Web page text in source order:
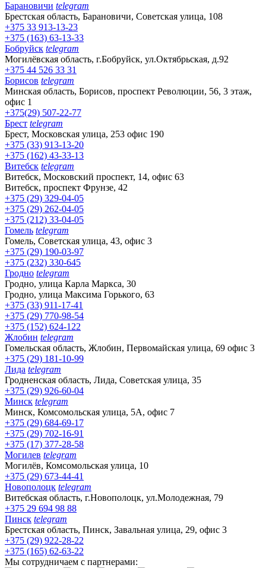
Барановичи telegram
Брестская область, Барановичи, Советская улица, 108
+375 33 913-13-23
+375 (163) 63-13-33
Бобруйск telegram
Могилёвская область, г.Бобруйск, ул.Октябрьская, д.92
+375 44 526 33 31
Борисов telegram
Минская область, Борисов, проспект Революции, 56, 3 этаж,
офис 1
+375(29) 507-22-77
Брест telegram
Брест, Московская улица, 253 офис 190
+375 (33) 913-13-20
+375 (162) 43-33-13
Витебск telegram
Витебск, Московский проспект, 14, офис 63
Витебск, проспект Фрунзе, 42
+375 (29) 329-04-05
+375 (29) 262-04-05
+375 (212) 33-04-05
Гомель telegram
Гомель, Советская улица, 43, офис 3
+375 (29) 190-03-97
+375 (232) 330-645
Гродно telegram
Гродно, улица Карла Маркса, 30
Гродно, улица Максима Горького, 63
+375 (33) 911-17-41
+375 (29) 770-98-54
+375 (152) 624-122
Жлобин telegram
Гомельская область, Жлобин, Первомайская улица, 69 офис 3
+375 (29) 181-10-99
Лида telegram
Гродненская область, Лида, Советская улица, 35
+375 (29) 926-60-04
Минск telegram
Минск, Комсомольская улица, 5А, офис 7
+375 (29) 684-69-17
+375 (29) 702-16-91
+375 (17) 377-28-58
Могилев telegram
Могилёв, Комсомольская улица, 10
+375 (29) 673-44-41
Новополоцк telegram
Витебская область, г.Новополоцк, ул.Молодежная, 79
+375 29 694 98 88
Пинск telegram
Брестская область, Пинск, Завальная улица, 29, офис 3
+375 (29) 922-28-22
+375 (165) 62-63-22
Мы сотрудничаем с партнерами: